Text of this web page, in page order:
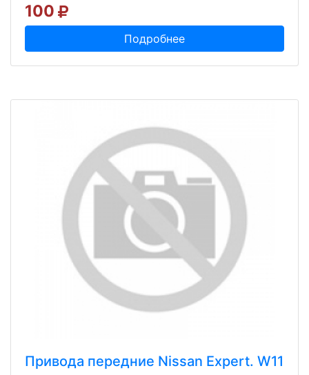
100
Подробнее
Привода передние Nissan Expert. W11